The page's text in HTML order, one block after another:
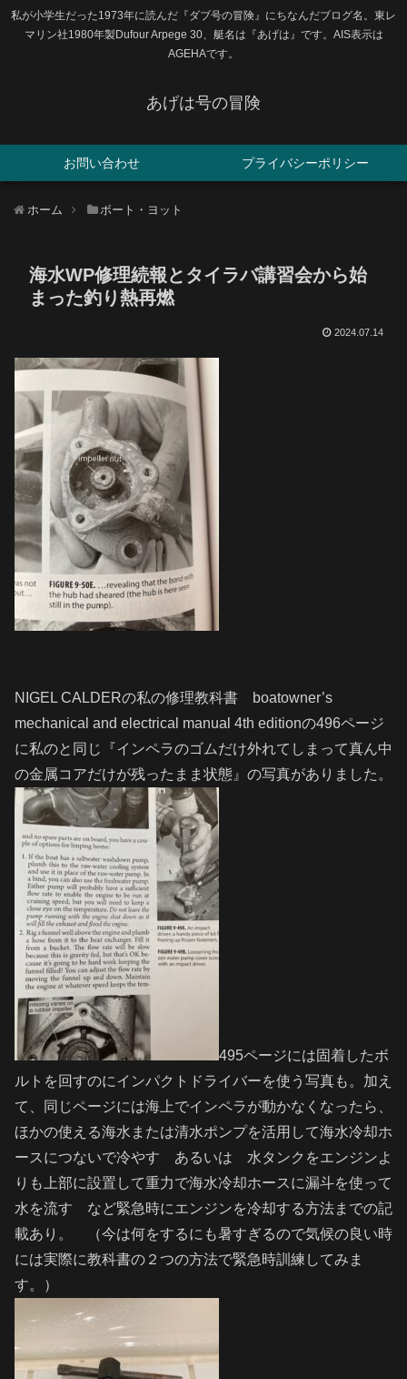
私が小学生だった1973年に読んだ『ダブ号の冒険』にちなんだブログ名。東レ
マリン社1980年製Dufour Arpege 30、艇名は『あげは』です。AIS表示は
AGEHAです。
あげは号の冒険
お問い合わせ プライバシーポリシー
ホーム ボート・ヨット
海水WP修理続報とタイラバ講習会から始
まった釣り熱再燃
2024.07.14
NIGEL CALDERの私の修理教科書 boatowner’s
mechanical and electrical manual 4th editionの496ページ
に私のと同じ『インペラのゴムだけ外れてしまって真ん中
の金属コアだけが残ったまま状態』の写真がありました。
495ページには固着したボ
ルトを回すのにインパクトドライバーを使う写真も。加え
て、同じページには海上でインペラが動かなくなったら、
ほかの使える海水または清水ポンプを活用して海水冷却ホ
ースにつないで冷やす あるいは 水タンクをエンジンよ
りも上部に設置して重力で海水冷却ホースに漏斗を使って
水を流す など緊急時にエンジンを冷却する方法までの記
載あり。 （今は何をするにも暑すぎるので気候の良い時
には実際に教科書の２つの方法で緊急時訓練してみま
す。）